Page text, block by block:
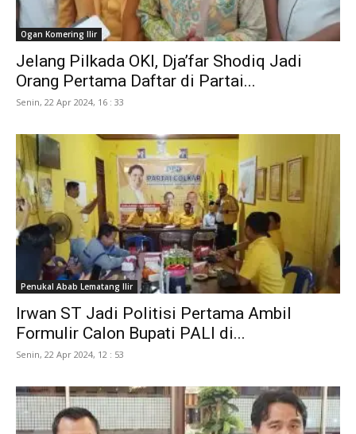
Ogan Komering Ilir
Jelang Pilkada OKI, Dja’far Shodiq Jadi
Orang Pertama Daftar di Partai...
Senin, 22 Apr 2024, 16 : 33
Penukal Abab Lematang Ilir
Irwan ST Jadi Politisi Pertama Ambil
Formulir Calon Bupati PALI di...
Senin, 22 Apr 2024, 12 : 53